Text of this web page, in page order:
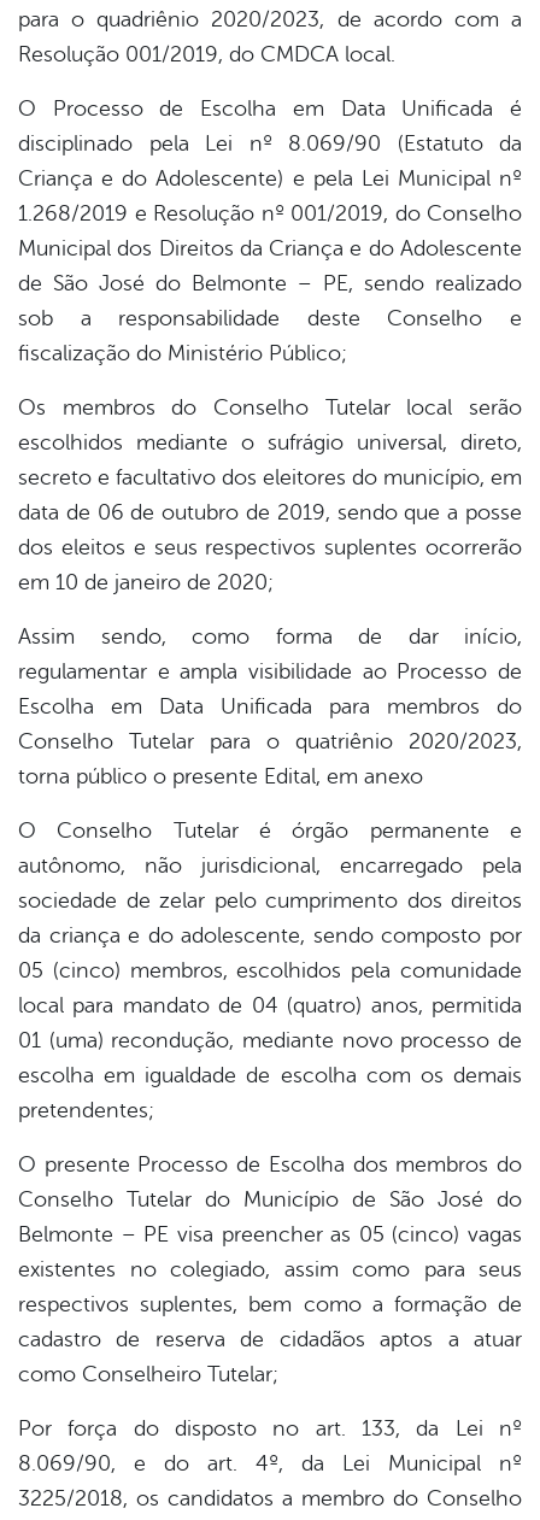
para o quadriênio 2020/2023, de acordo com a
Resolução 001/2019, do CMDCA local.
O Processo de Escolha em Data Unificada é
disciplinado pela Lei nº 8.069/90 (Estatuto da
Criança e do Adolescente) e pela Lei Municipal nº
1.268/2019 e Resolução nº 001/2019, do Conselho
Municipal dos Direitos da Criança e do Adolescente
de São José do Belmonte – PE, sendo realizado
sob a responsabilidade deste Conselho e
fiscalização do Ministério Público;
Os membros do Conselho Tutelar local serão
escolhidos mediante o sufrágio universal, direto,
secreto e facultativo dos eleitores do município, em
data de 06 de outubro de 2019, sendo que a posse
dos eleitos e seus respectivos suplentes ocorrerão
em 10 de janeiro de 2020;
Assim sendo, como forma de dar início,
regulamentar e ampla visibilidade ao Processo de
Escolha em Data Unificada para membros do
Conselho Tutelar para o quatriênio 2020/2023,
torna público o presente Edital, em anexo
O Conselho Tutelar é órgão permanente e
autônomo, não jurisdicional, encarregado pela
sociedade de zelar pelo cumprimento dos direitos
da criança e do adolescente, sendo composto por
05 (cinco) membros, escolhidos pela comunidade
local para mandato de 04 (quatro) anos, permitida
01 (uma) recondução, mediante novo processo de
escolha em igualdade de escolha com os demais
pretendentes;
O presente Processo de Escolha dos membros do
Conselho Tutelar do Município de São José do
Belmonte – PE visa preencher as 05 (cinco) vagas
existentes no colegiado, assim como para seus
respectivos suplentes, bem como a formação de
cadastro de reserva de cidadãos aptos a atuar
como Conselheiro Tutelar;
Por força do disposto no art. 133, da Lei nº
8.069/90, e do art. 4º, da Lei Municipal nº
3225/2018, os candidatos a membro do Conselho